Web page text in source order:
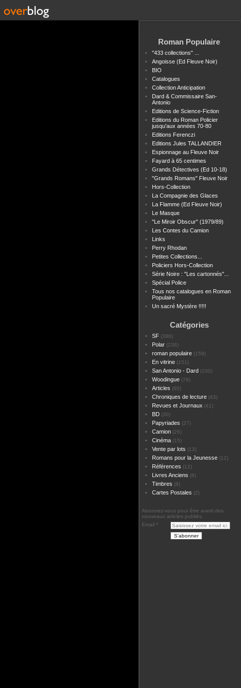
Roman Populaire
"433 collections" ...
Angoisse (Ed Fleuve Noir)
BIO
Catalogues
Collection Anticipation
Dard & Commissaire San-
Antonio
Editions de Science-Fiction
Editions du Roman Policier
jusqu'aux années 70-80
Editions Ferenczi
Editions Jules TALLANDIER
Espionnage au Fleuve Noir
Fayard à 65 centimes
Grands Détectives (Ed 10-18)
"Grands Romans" Fleuve Noir
Hors-Collection
La Compagnie des Glaces
La Flamme (Ed Fleuve Noir)
Le Masque
"Le Miroir Obscur" (1979/89)
Les Contes du Camion
Links
Perry Rhodan
Petites Collections...
Policiers Hors-Collection
Série Noire : "Les cartonnés"...
Spécial Police
Tous nos catalogues en Roman
Populaire
Un sacré Mystère !!!!!
Catégories
SF (386)
Polar (236)
roman populaire (159)
En vitrine (151)
San Antonio - Dard (100)
Woodingue (78)
Articles (60)
Chroniques de lecture (43)
Revues et Journaux (41)
BD (30)
Papyriades (27)
Camion (26)
Cinéma (15)
Vente par lots (13)
Romans pour la Jeunesse (12)
Références (12)
Livres Anciens (8)
Timbres (8)
Cartes Postales (2)
Abonnez-vous pour être averti des
nouveaux articles publiés.
Email